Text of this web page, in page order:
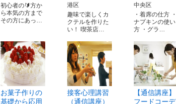
初心者の🔰方か
ら本気の方まで
その方にあっ…
港区
趣味で楽しくカ
クテルを作りた
い！ 喫茶店…
中央区
・着席の仕方 ・
ナプキンの使い
方 ・グラ…
お菓子作りの
基礎から応用
接客心理講習
（通信講座）
【通信講座】
フードコーデ